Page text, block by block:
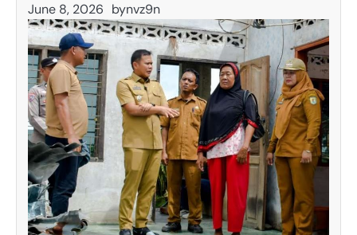
June 8, 2026 bynvz9n